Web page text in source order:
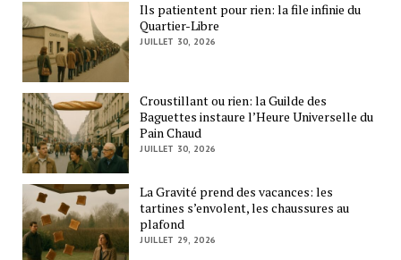
Ils patientent pour rien: la file infinie du
Quartier-Libre
JUILLET 30, 2026
Croustillant ou rien: la Guilde des
Baguettes instaure l’Heure Universelle du
Pain Chaud
JUILLET 30, 2026
La Gravité prend des vacances: les
tartines s’envolent, les chaussures au
plafond
JUILLET 29, 2026